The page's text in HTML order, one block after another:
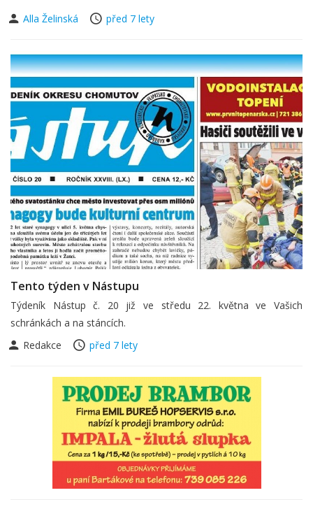
Alla Želinská
před 7 lety
Tento týden v Nástupu
Týdeník Nástup č. 20 již ve středu 22. května ve Vašich
schránkách a na stáncích.
Redakce
před 7 lety